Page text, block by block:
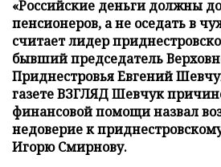
«Российские деньги должны
пенсионеров, а не оседать в
считает лидер
бывший председатель
Приднестровья Евгений
газете ВЗГЛЯД Шевчук
финансовой помощи назвал
недоверие к
Игорю Смирнову.